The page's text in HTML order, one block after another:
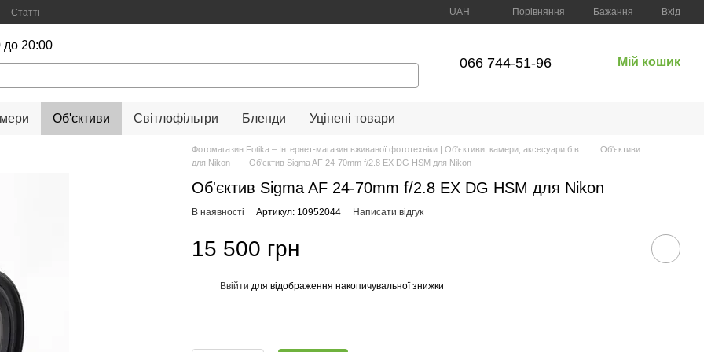
Статті UAH Порівняння Бажання Вхід
20:00
066 744-51-96 Мій кошик
Об'єктиви Світлофільтри Бленди Уцінені товари
Фотомагазин Fotika – Інтернет-магазин вживаної фототехніки | Об'єктиви, камери, аксесуари б.в.
Об'єктиви
для Nikon
Об'єктив Sigma AF 24-70mm f/2.8 EX DG HSM для Nikon
Об'єктив Sigma AF 24-70mm f/2.8 EX DG HSM для Nikon
В наявності Артикул: 10952044 Написати відгук
15 500 грн
Ввійти для відображення накопичувальної знижки